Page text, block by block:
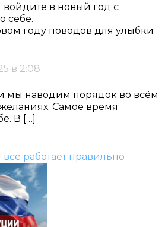
в новый год с
себе.
году поводов для улыбки
в 2:08
мы наводим порядок во всём
Самое время
В […]
работает правильно